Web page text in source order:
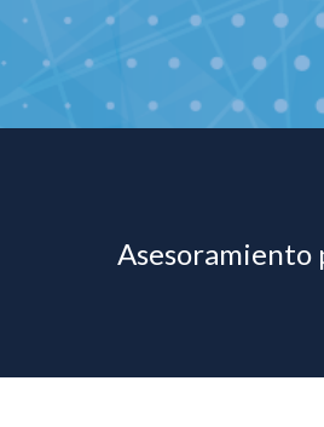
Asesoramiento